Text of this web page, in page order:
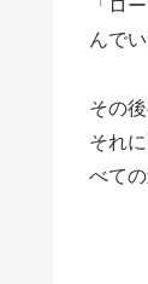
「ロ
んで
その
それ
べて